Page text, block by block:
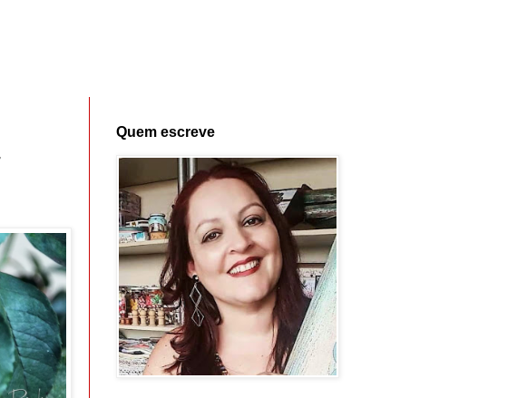
Quem escreve